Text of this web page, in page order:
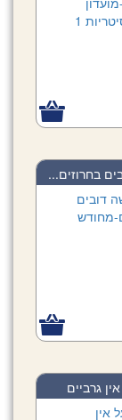
בחרוזים...
גרביים